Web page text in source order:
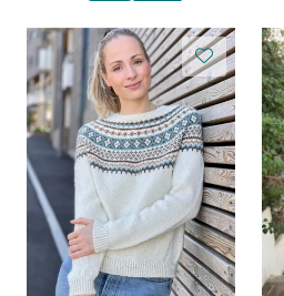
Kolleksjoner